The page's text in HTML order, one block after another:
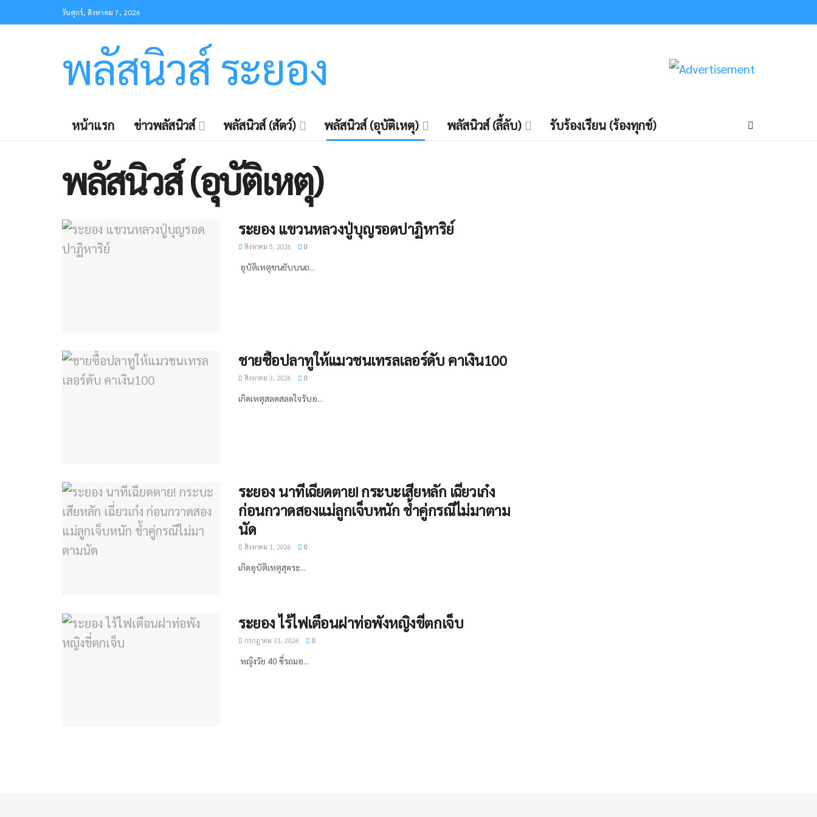
วันศุกร์, สิงหาคม 7, 2026
พลัสนิวส์ ระยอง
หน้าแรก ข่าวพลัสนิวส์ พลัสนิวส์ (สัตว์) พลัสนิวส์ (อุบัติเหตุ) พลัสนิวส์ (ลี้ลับ) รับร้องเรียน (ร้องทุกข์)
พลัสนิวส์ (อุบัติเหตุ)
ระยอง ​แขวนหลวงปู่บุญรอดปาฏิหาริย์
สิงหาคม 5, 2026 0
​ อุบัติเหตุชนยับบนถ...
ชายซื้อปลาทูให้แมวชนเทรลเลอร์ดับ คาเงิน100
สิงหาคม 3, 2026 0
เกิดเหตุสลดสลดใจรับอ...
ระยอง นาทีเฉียดตาย! กระบะเสียหลัก เฉี่ยวเก๋ง
ก่อนกวาดสองแม่ลูกเจ็บหนัก ช้ำคู่กรณีไม่มาตาม
นัด
สิงหาคม 1, 2026 0
​เกิดอุบัติเหตุสุดระ...
ระยอง ไร้ไฟเตือนฝาท่อพังหญิงขี่ตกเจ็บ
กรกฎาคม 31, 2026 0
​ หญิงวัย 40 ขี่รถมอ...